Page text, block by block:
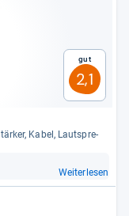
Gut
2,1
Kabel, Laut­spre­
Weiterlesen